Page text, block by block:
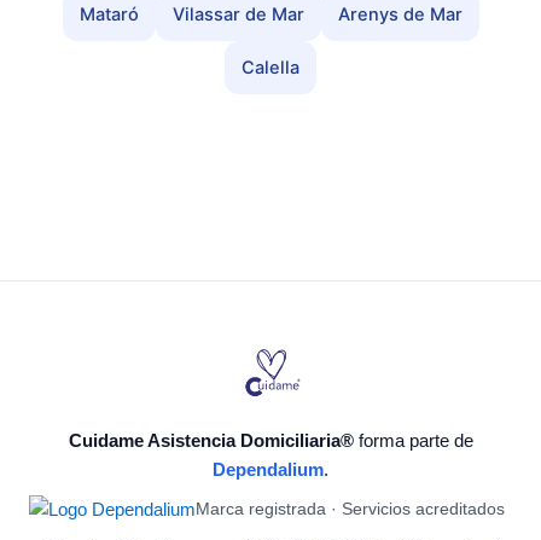
Mataró Vilassar de Mar Arenys de Mar
Calella
Cuidame Asistencia Domiciliaria®forma parte de
Dependalium.
Marca registrada · Servicios acreditados